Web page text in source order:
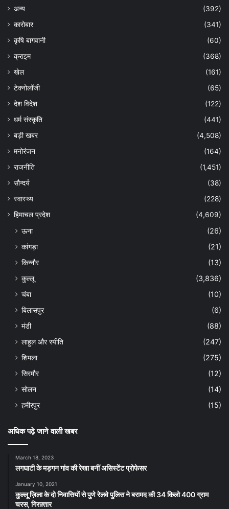
अन्य
(392)
कारोबार
(341)
कृषि बागवानी
(60)
क्राइम
(368)
खेल
(161)
टेक्नोलॉजी
(65)
देश विदेश
(122)
धर्म संस्कृति
(441)
बड़ी खबर
(4,508)
मनोरंजन
(164)
राजनीति
(1,451)
सौन्दर्य
(38)
स्वास्थ्य
(228)
हिमाचल प्रदेश
(4,609)
ऊना
(26)
कांगड़ा
(21)
किन्नौर
(13)
कुल्लू
(3,836)
चंबा
(10)
बिलासपुर
(6)
मंडी
(88)
लाहुल और स्पीति
(247)
शिमला
(275)
सिरमौर
(12)
सोलन
(14)
हमीरपुर
(15)
अधिक पढ़े जाने वाली खबर
March 18, 2023
लगघाटी के मड़गन गांव की रेखा बनीं असिस्टेंट प्रोफेसर
January 10, 2021
कुल्लू ज़िला के दो निवासियों से पुणे रेलवे पुलिस ने बरामद की 34 किलो 400 ग्राम
चरस, गिरफ़्तार